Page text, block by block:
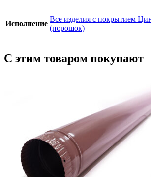
Исполнение
Все изделия с покрытием
(порошок)
С этим товаром покупают